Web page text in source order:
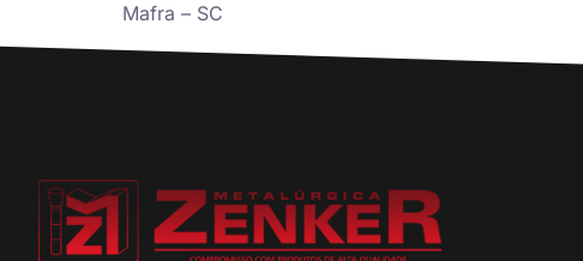
Mafra – SC